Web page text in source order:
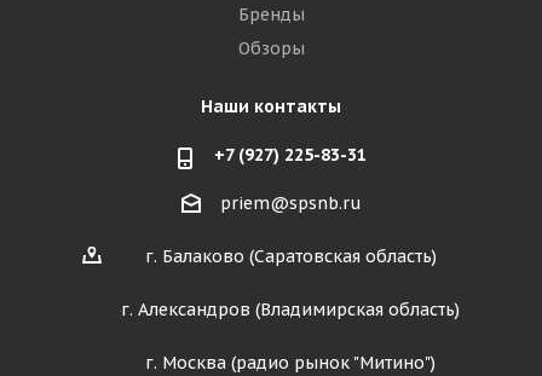
Бренды
Обзоры
Наши контакты
+7 (927) 225-83-31
priem@spsnb.ru
г. Балаково (Саратовская область)
г. Александров (Владимирская область)
г. Москва (радио рынок "Митино")